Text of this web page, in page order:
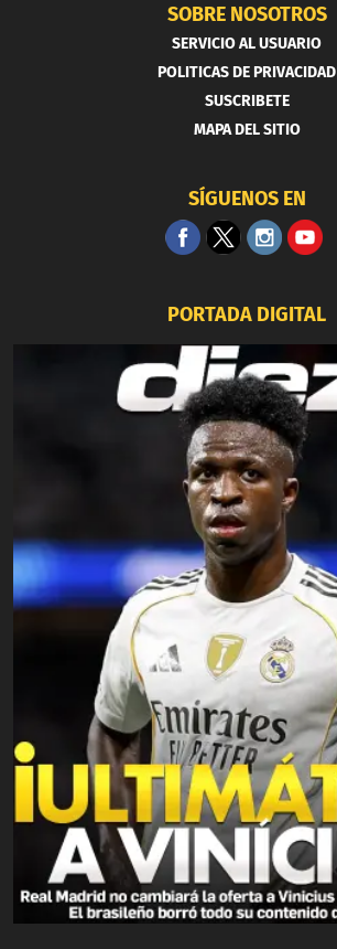
SOBRE NOSOTROS
SERVICIO AL USUARIO
POLITICAS DE PRIVACIDAD
SUSCRIBETE
MAPA DEL SITIO
SÍGUENOS EN
PORTADA DIGITAL